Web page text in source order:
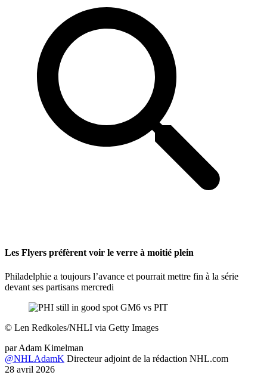
Les Flyers préfèrent voir le verre à moitié plein
Philadelphie a toujours l’avance et pourrait mettre fin à la série
devant ses partisans mercredi
© Len Redkoles/NHLI via Getty Images
par Adam Kimelman
@NHLAdamK Directeur adjoint de la rédaction NHL.com
28 avril 2026